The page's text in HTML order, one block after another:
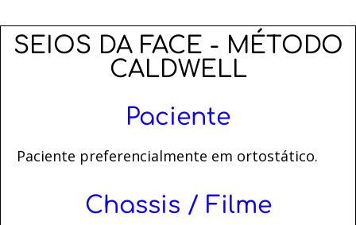
SEIOS DA FACE - MÉTODO
CALDWELL
Paciente
Paciente preferencialmente em ortostático.
Chassis / Filme